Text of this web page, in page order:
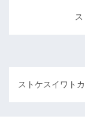
ストケスイワト